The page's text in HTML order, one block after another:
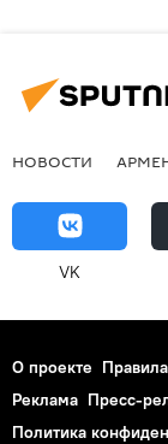
НОВОСТИ
VK
О проекте
Реклама Пресс-
Политика